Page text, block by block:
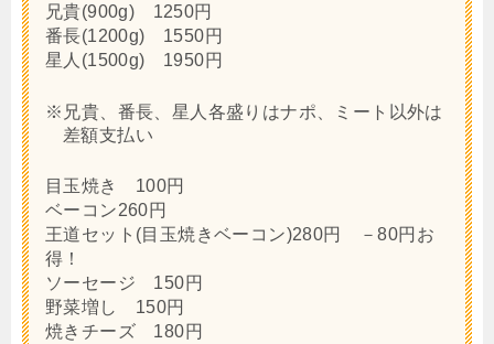
兄貴(900g) 1250円
番長(1200g) 1550円
星人(1500g) 1950円
※兄貴、番長、星人各盛りはナポ、ミート以外は
差額支払い
目玉焼き 100円
ベーコン260円
王道セット(目玉焼きベーコン)280円 －80円お
得！
ソーセージ 150円
野菜増し 150円
焼きチーズ 180円